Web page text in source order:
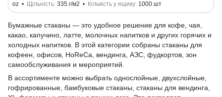
oz
Щільність 335 г/м2 Кількість у ящику 1000 шт
Бумажные стаканы — это удобное решение для кофе, чая,
какао, капучино, латте, молочных напитков и других горячих и
холодных напитков. В этой категории собраны стаканы для
кофеен, офисов, HoReCa, вендинга, АЗС, фудкортов, зон
самообслуживания и мероприятий.
В ассортименте можно выбрать однослойные, двухслойные,
гофрированные, бамбуковые стаканы, стаканы для вендинга,